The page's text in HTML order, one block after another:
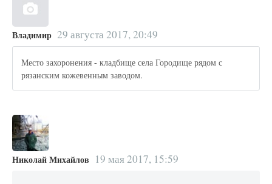
Владимир 29 августа 2017, 20:49
Место захоронения - кладбище села Городище рядом с
рязанским кожевенным заводом.
Николай Михайлов 19 мая 2017, 15:59